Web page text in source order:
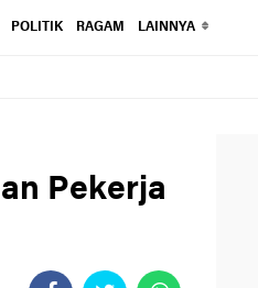
POLITIK RAGAM LAINNYA
Pekerja